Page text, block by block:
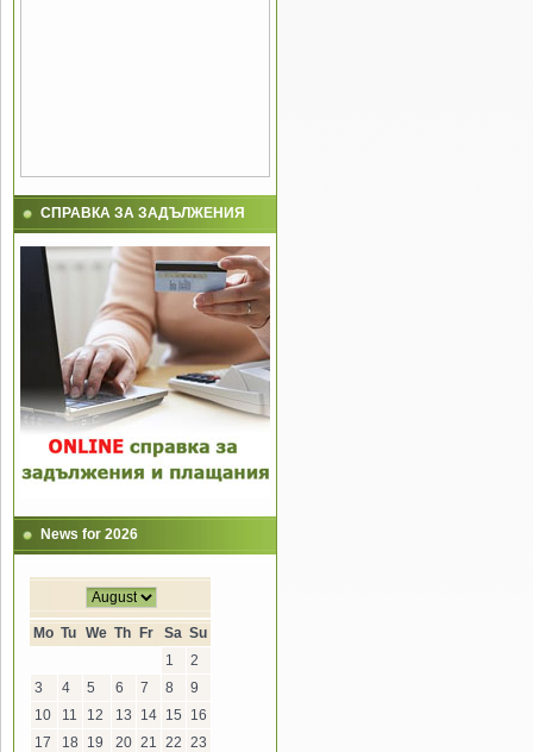
СПРАВКА ЗА ЗАДЪЛЖЕНИЯ
News for 2026
Mo Tu We Th Fr Sa Su
1
2
3
4 5 6 7 8
9
10
11 12 13 14 15
16
17
18 19 20 21 22 23